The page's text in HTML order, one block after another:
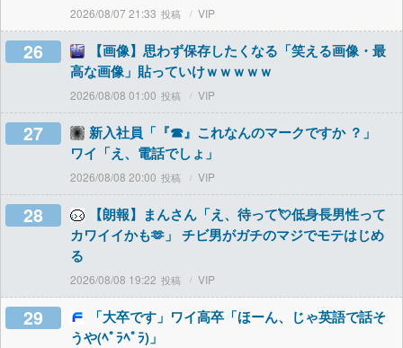
2026/08/07 21:33 VIP
26
【画像】思わず保存したくなる「笑える画像・最
高な画像」貼っていけｗｗｗｗｗ
2026/08/08 01:00 VIP
27
新入社員「『☎︎』これなんのマークですか ？」
ワイ「え、電話でしょ」
2026/08/08 20:00 VIP
28
【朗報】まんさん「え、待って💘低身長男性って
カワイイかも🫶」 チビ男がガチのマジでモテはじめ
る
2026/08/08 19:22 VIP
29
「大卒です」ワイ高卒「ほーん、じゃ英語で話そ
うや(ﾍﾟﾗﾍﾟﾗ)」